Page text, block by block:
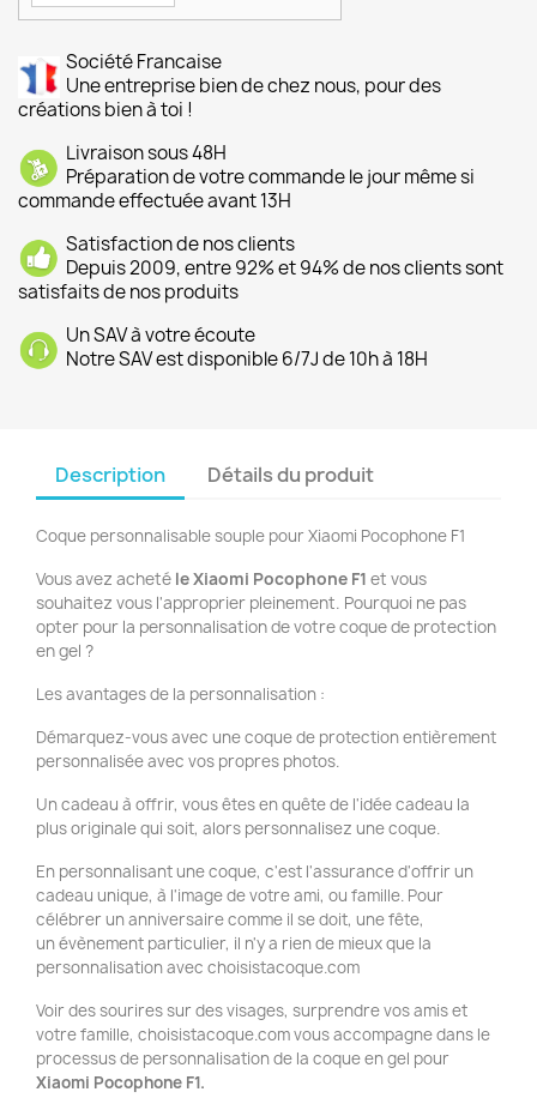
Société Francaise
Une entreprise bien de chez nous, pour des
créations bien à toi !
Livraison sous 48H
Préparation de votre commande le jour même si
commande effectuée avant 13H
Satisfaction de nos clients
Depuis 2009, entre 92% et 94% de nos clients sont
satisfaits de nos produits
Un SAV à votre écoute
Notre SAV est disponible 6/7J de 10h à 18H
Description Détails du produit
Coque personnalisable souple pour Xiaomi Pocophone F1
Vous avez acheté le Xiaomi Pocophone F1 et vous
souhaitez vous l'approprier pleinement. Pourquoi ne pas
opter pour la personnalisation de votre coque de protection
en gel ?
Les avantages de la personnalisation :
Démarquez-vous avec une coque de protection entièrement
personnalisée avec vos propres photos.
Un cadeau à offrir, vous êtes en quête de l'idée cadeau la
plus originale qui soit, alors personnalisez une coque.
En personnalisant une coque, c'est l'assurance d'offrir un
cadeau unique, à l'image de votre ami, ou famille. Pour
célébrer un anniversaire comme il se doit, une fête,
un évènement particulier, il n'y a rien de mieux que la
personnalisation avec choisistacoque.com
Voir des sourires sur des visages, surprendre vos amis et
votre famille, choisistacoque.com vous accompagne dans le
processus de personnalisation de la coque en gel pour
Xiaomi Pocophone F1.